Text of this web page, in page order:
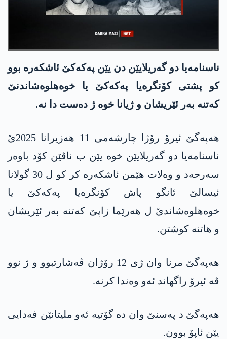
ناسنامه‌یا دو گه‌ریلایێن دن یێن په‌كه‌كێ ئاشكه‌ره‌ بوو
كو پشتی كۆنگره‌یا په‌كه‌كێ یا خوه‌هلوه‌شاندنێ
كه‌تنه‌ به‌ر ئێریشان و ژیانا خوه‌ ژ ده‌ست دا نه‌.
هه‌په‌گێ ئیرۆ رۆژا چارشه‌می 11 هه‌زیرانا 2025ێ
ناسنامه‌یا دو گه‌ریلایێن خوه‌ یێن ب ناڤێن كۆد باوه‌ر
سه‌رحه‌د و وه‌لات هێمن ئاشكه‌ره‌ كر كو ل 30 گولانا
ئیسالێ ئانگو پاش كۆنگره‌یا په‌كه‌كێ یا
خوه‌هلوه‌شاندێ ل هه‌رێما زاپێ كه‌تنه‌ به‌ر ئێریشان
و هاتنه‌ كوشتن.
هه‌په‌گێ مرنا وان ژی 12 رۆژان ڤه‌شارتبوو و ژ نوو
ڤه‌ ئیرۆ راگهاند ئه‌و وه‌ندا كرنه‌.
هه‌په‌گێ د په‌سنێ وان ده‌ گۆتیه‌ ئه‌و ملیتانێن فه‌دایی
یێن ئاپۆ بوون.